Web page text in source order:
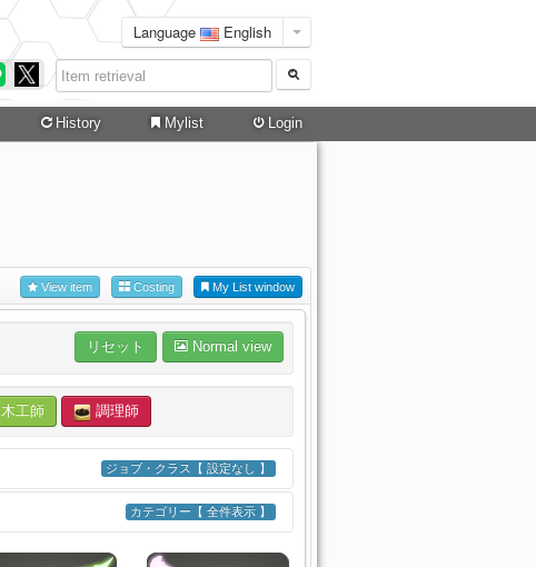
Language English
History Mylist Login
My List window
Costing
View item
Normal view
リセット
木工師 調理師
ジョブ・クラス【 設定なし 】
カテゴリー【 全件表示 】
Gladiator's Arm Marauder's Arm